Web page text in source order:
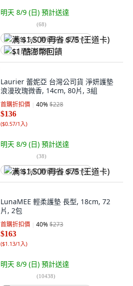
明天 8/9 (日) 預計送達
(68)
满 $1,500 再省 $75 (王道卡)
$1 酷澎幣回饋
Laurier 蕾妮亞 台灣公司貨 淨妍護墊
浪漫玫瑰微香, 14cm, 80片, 3組
首購折扣價 40%$228
$136
($0.57/1入)
明天 8/9 (日) 預計送達
(38)
满 $1,500 再省 $75 (王道卡)
LunaMEE 輕柔護墊 長型, 18cm, 72
片, 2包
首購折扣價 40%$273
$163
($1.13/1入)
明天 8/9 (日) 預計送達
(10438)